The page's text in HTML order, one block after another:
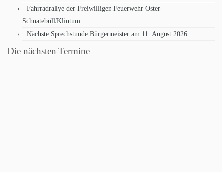
Fahrradrallye der Freiwilligen Feuerwehr Oster-
Schnatebüll/Klintum
Nächste Sprechstunde Bürgermeister am 11. August 2026
Die nächsten Termine